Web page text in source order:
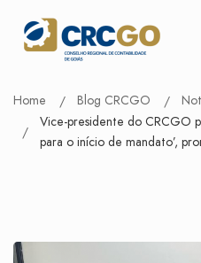
Home Blog CRCGO
Vice-presidente do CRCGO
para o início de mandato’,